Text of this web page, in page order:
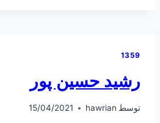
1359
رشید حسین پور
توسط hawrian
15/04/2021